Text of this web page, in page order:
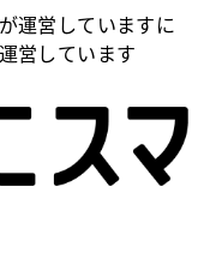
運営しています に
営しています